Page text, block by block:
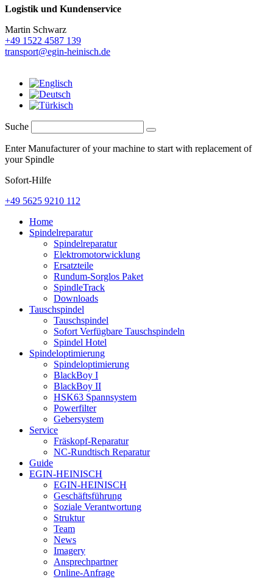
Logistik und Kundenservice
Martin Schwarz
+49 1522 4587 139
transport@egin-heinisch.de
Suche
Enter Manufacturer of your machine to start with replacement of
your Spindle
Sofort-Hilfe
+49 5625 9210 112
Home
Spindelreparatur
Spindelreparatur
Elektromotorwicklung
Ersatzteile
Rundum-Sorglos Paket
SpindleTrack
Downloads
Tauschspindel
Tauschspindel
Sofort Verfügbare Tauschspindeln
Spindel Hotel
Spindeloptimierung
Spindeloptimierung
BlackBoy I
BlackBoy II
HSK63 Spannsystem
Powerfilter
Gebersystem
Service
Fräskopf-Reparatur
NC-Rundtisch Reparatur
Guide
EGIN-HEINISCH
EGIN-HEINISCH
Geschäftsführung
Soziale Verantwortung
Struktur
Team
News
Imagery
Ansprechpartner
Online-Anfrage